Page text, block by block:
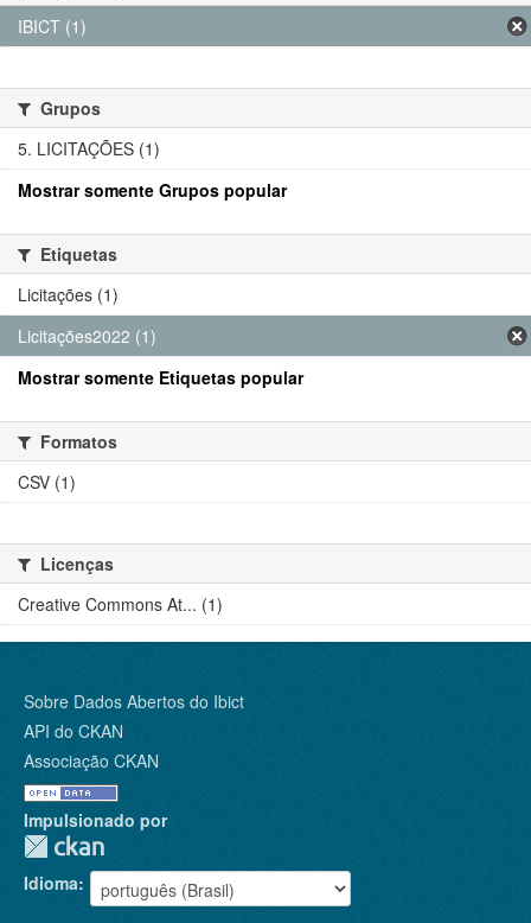
IBICT (1)
Grupos
5. LICITAÇÕES (1)
Mostrar somente Grupos popular
Etiquetas
Licitações (1)
Licitações2022 (1)
Mostrar somente Etiquetas popular
Formatos
CSV (1)
Licenças
Creative Commons At... (1)
Sobre Dados Abertos do Ibict
API do CKAN
Associação CKAN
Impulsionado por
Idioma